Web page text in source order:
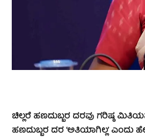
ಚಿಲ್ಲರೆ ಹಣದುಬ್ಬರ ದರವು ಗರಿಷ್ಠ
ಹಣದುಬ್ಬರ ದರ ‘ಅತಿಯಾಗಿಲ್ಲ’ ಎಂದು